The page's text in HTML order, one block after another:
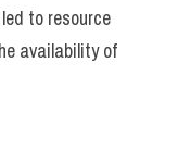
to resource
availability of